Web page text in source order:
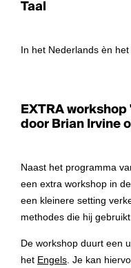
Taal
In het Nederlands èn
EXTRA
door Brian Irvine
Naast het programma
een extra workshop in
een kleinere setting
methodes die hij
De workshop duurt een
het Engels. Je kan